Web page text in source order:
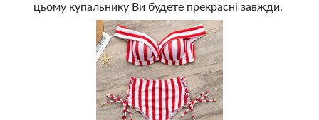
цьому купальнику Ви будете прекрасні завжди.